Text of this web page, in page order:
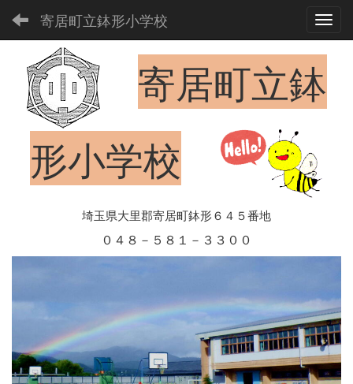
寄居町立鉢形小学校
寄居町立鉢
形小学校
埼玉県大里郡寄居町鉢形６４５番地
０４８－５８１－３３００